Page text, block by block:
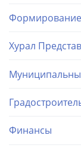
Хурал
Финансы